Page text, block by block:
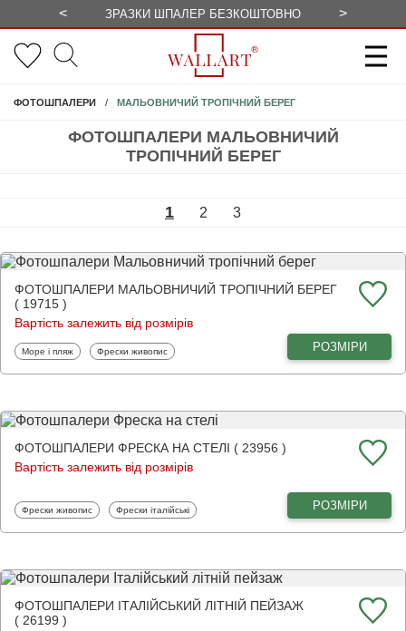
< ЗРАЗКИ ШПАЛЕР БЕЗКОШТОВНО >
ФОТОШПАЛЕРИ МАЛЬОВНИЧИЙ
ТРОПІЧНИЙ БЕРЕГ
ФОТОШПАЛЕРИ МАЛЬОВНИЧИЙ ТРОПІЧНИЙ БЕРЕГ
1 2 3
ФОТОШПАЛЕРИ МАЛЬОВНИЧИЙ ТРОПІЧНИЙ БЕРЕГ
( 19715 )
Вартість залежить від розмірів
Фотошпалери
Море і пляж Фотошпалери
Фрески живопис РОЗМІРИ
ФОТОШПАЛЕРИ ФРЕСКА НА СТЕЛІ ( 23956 )
Вартість залежить від розмірів
Фотошпалери
Фрески живопис Фотошпалери
Фрески італійські РОЗМІРИ
ФОТОШПАЛЕРИ ІТАЛІЙСЬКИЙ ЛІТНІЙ ПЕЙЗАЖ
( 26199 )